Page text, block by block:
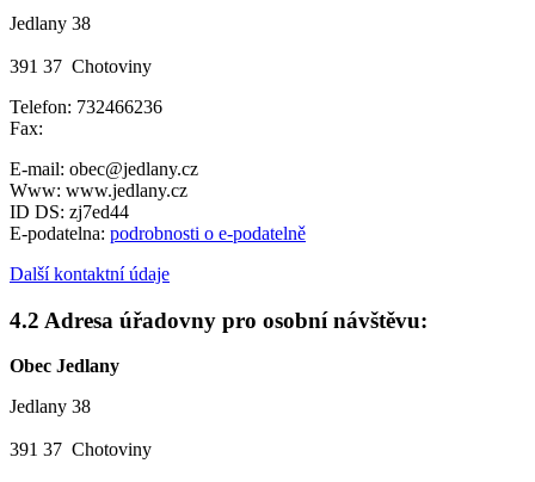
Jedlany 38
391 37 Chotoviny
Telefon: 732466236
Fax:
E-mail: obec@jedlany.cz
Www: www.jedlany.cz
ID DS: zj7ed44
E-podatelna: podrobnosti o e-podatelně
Další kontaktní údaje
4.2 Adresa úřadovny pro osobní návštěvu:
Obec Jedlany
Jedlany 38
391 37 Chotoviny